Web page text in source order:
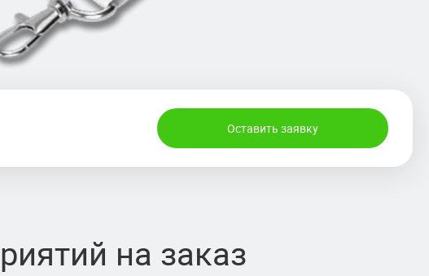
Оставить заявку
на заказ